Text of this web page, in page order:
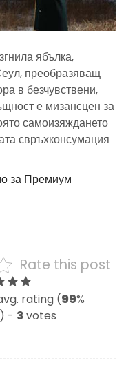
ябълка,
преобразяващ
в безчувствени,
е мизансцен за
самоизяждането
свръхконсумация
за Премиум
Rate this post
rating (99%
- 3votes